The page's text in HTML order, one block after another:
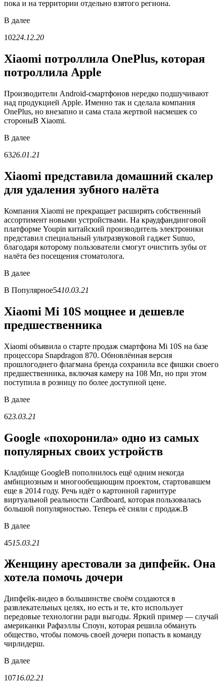
пока и на территории отдельно взятого региона.
В далее
10224.12.20
Xiaomi потроллила OnePlus, которая
потроллила Apple
Производители Android-смартфонов нередко подшучивают
над продукцией Apple. Именно так и сделала компания
OnePlus, но внезапно и сама стала жертвой насмешек со
стороныВ Xiaomi.
В далее
6326.01.21
Xiaomi представила домашний скалер
для удаления зубного налёта
Компания Xiaomi не прекращает расширять собственный
ассортимент новыми устройствами. На краудфандинговой
платформе Youpin китайский производитель электроники
представил специальный ультразвуковой гаджет Sunuo,
благодаря которому пользователи смогут очистить зубы от
налёта без посещения стоматолога.
В далее
В Популярное5410.03.21
Xiaomi Mi 10S мощнее и дешевле
предшественника
Xiaomi объявила о старте продаж смартфона Mi 10S на базе
процессора Snapdragon 870. Обновлённая версия
прошлогоднего флагмана бренда сохранила все фишки своего
предшественника, включая камеру на 108 Мп, но при этом
поступила в розницу по более доступной цене.
В далее
623.03.21
Google «похоронила» одно из самых
популярных своих устройств
Кладбище GoogleВ пополнилось ещё одним некогда
амбициозным и многообещающим проектом, стартовавшем
еще в 2014 году. Речь идёт о картонной гарнитуре
виртуальной реальности Cardboard, которая пользовалась
большой популярностью. Теперь её сняли с продаж.В
В далее
4515.03.21
Женщину арестовали за дипфейк. Она
хотела помочь дочери
Дипфейк-видео в большинстве своём создаются в
развлекательных целях, но есть и те, кто использует
передовые технологии ради выгоды. Яркий пример — случай
американки Рафаэллы Споун, которая решила обмануть
общество, чтобы помочь своей дочери попасть в команду
чирлидерш.
В далее
10716.02.21